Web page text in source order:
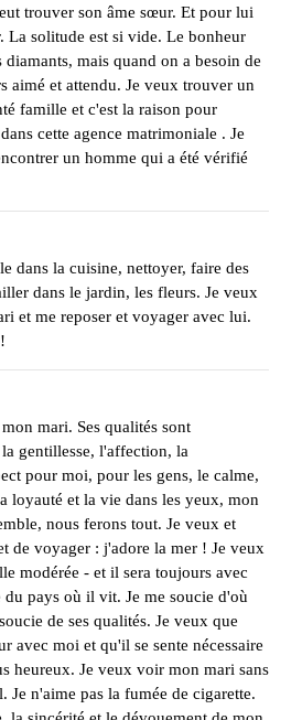
trouver son âme sœur. Et pour lui
La solitude est si vide. Le bonheur
diamants, mais quand on a besoin de
aimé et attendu. Je veux trouver un
famille et c'est la raison pour
cette agence matrimoniale . Je
un homme qui a été vérifié
dans la cuisine, nettoyer, faire des
dans le jardin, les fleurs. Je veux
et me reposer et voyager avec lui.
mari. Ses qualités sont
gentillesse, l'affection, la
pour moi, pour les gens, le calme,
loyauté et la vie dans les yeux, mon
nous ferons tout. Je veux et
de voyager : j'adore la mer ! Je veux
modérée - et il sera toujours avec
pays où il vit. Je me soucie d'où
de ses qualités. Je veux que
avec moi et qu'il se sente nécessaire
heureux. Je veux voir mon mari sans
Je n'aime pas la fumée de cigarette.